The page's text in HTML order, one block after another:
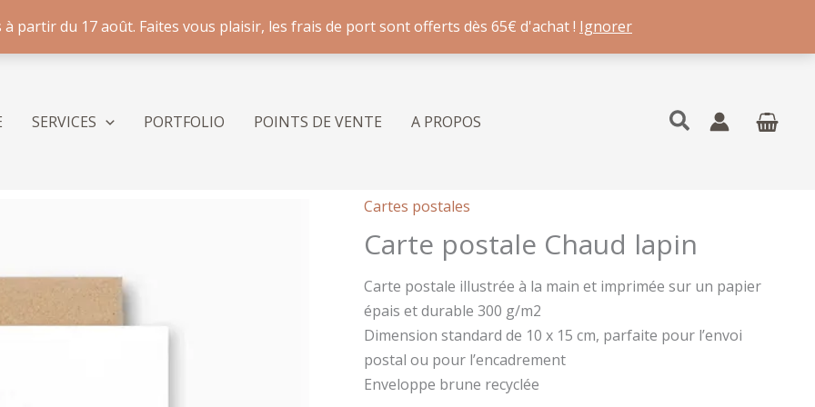
partir du 17 août. Faites vous plaisir, les frais de port sont offerts dès 65€ d'achat ! Ignorer
SERVICES PORTFOLIO POINTS DE VENTE A PROPOS Rechercher
Cartes postales
Carte postale Chaud lapin
Carte postale illustrée à la main et imprimée sur un papier
épais et durable 300 g/m2
Dimension standard de 10 x 15 cm, parfaite pour l’envoi
postal ou pour l’encadrement
Enveloppe brune recyclée